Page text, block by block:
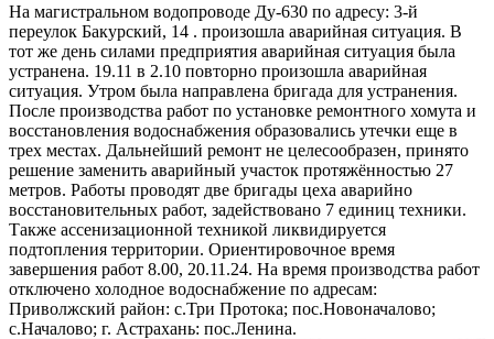
На магистральном водопроводе Ду-630 по адресу: 3-й
переулок Бакурский, 14 . произошла аварийная ситуация. В
тот же день силами предприятия аварийная ситуация была
устранена. 19.11 в 2.10 повторно произошла аварийная
ситуация. Утром была направлена бригада для устранения.
После производства работ по установке ремонтного хомута и
восстановления водоснабжения образовались утечки еще в
трех местах. Дальнейший ремонт не целесообразен, принято
решение заменить аварийный участок протяжённостью 27
метров. Работы проводят две бригады цеха аварийно
восстановительных работ, задействовано 7 единиц техники.
Также ассенизационной техникой ликвидируется
подтопления территории. Ориентировочное время
завершения работ 8.00, 20.11.24. На время производства работ
отключено холодное водоснабжение по адресам:
Приволжский район: с.Три Протока; пос.Новоначалово;
с.Началово; г. Астрахань: пос.Ленина.